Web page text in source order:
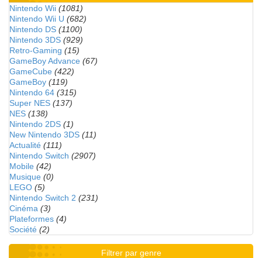
Nintendo Wii (1081)
Nintendo Wii U (682)
Nintendo DS (1100)
Nintendo 3DS (929)
Retro-Gaming (15)
GameBoy Advance (67)
GameCube (422)
GameBoy (119)
Nintendo 64 (315)
Super NES (137)
NES (138)
Nintendo 2DS (1)
New Nintendo 3DS (11)
Actualité (111)
Nintendo Switch (2907)
Mobile (42)
Musique (0)
LEGO (5)
Nintendo Switch 2 (231)
Cinéma (3)
Plateformes (4)
Société (2)
Filtrer par genre